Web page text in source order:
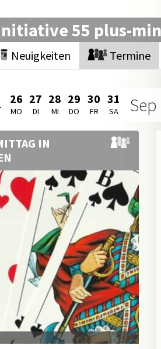
55 plus-
Neuigkeiten Termine
26
MO
27
DI
28
MI
29
DO
30
FR
31
SA Sep
IN